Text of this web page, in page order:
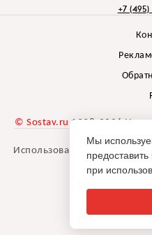
+7
© Sostav.ru 1998-2026
Использование материалов
Мы
при